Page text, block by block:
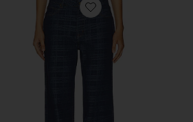
Favorite ДЖИНСЫ TOP